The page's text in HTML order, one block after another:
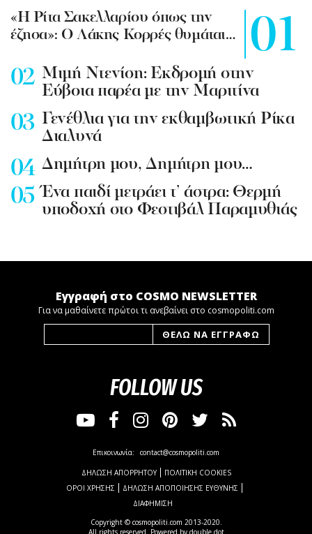
«Η Ρίτα Σακελλαρίου όπως την
έζησα»: Ο Λάκης Κορρές θυμάται…
Mιμή Ντενίση: Εκδρομή στην
Εύβοια παρέα με την Μαριτίνα
Γενέθλια για την εκθαμβωτική Ρίκα
Διαλυνά
Δημήτρη μου, Δημήτρη μου…
Ένα παιδί μετράει τ’ άστρα: Θερμή
υποδοχή στο Φεστιβάλ Παραμυθιάς
Εγγραφή στο COSMO NEWSLETTER
Για να μαθαίνετε πρώτοι τι ανεβαίνει στο cosmopoliti.com
FOLLOW US
Copyright © cosmopoliti.com 2013-2020.
All rights reserved. Powered by double dot
Επικοινωνία: contact@cosmopoliti.com
ΔΗΛΩΣΗ ΑΠΟΡΡΗΤΟΥ
ΠΟΛΙΤΙΚΗ COOKIES
ΟΡΟΙ ΧΡΗΣΗΣ
ΔΗΛΩΣΗ ΑΠΟΠΟΙΗΣΗΣ ΕΥΘΥΝΗΣ
ΔΙΑΦΗΜΙΣΗ